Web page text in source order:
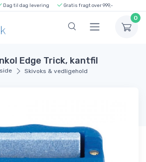
Dag til dag levering Gratis fragt over 999,-
0
Edge Trick, kantfil
Skivoks & vedligehold